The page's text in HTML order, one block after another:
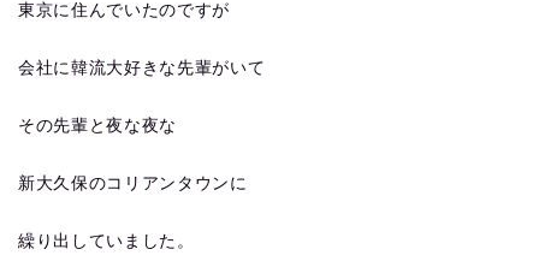
東京に住んでいたのですが
会社に韓流大好きな先輩がいて
その先輩と夜な夜な
新大久保のコリアンタウンに
繰り出していました。